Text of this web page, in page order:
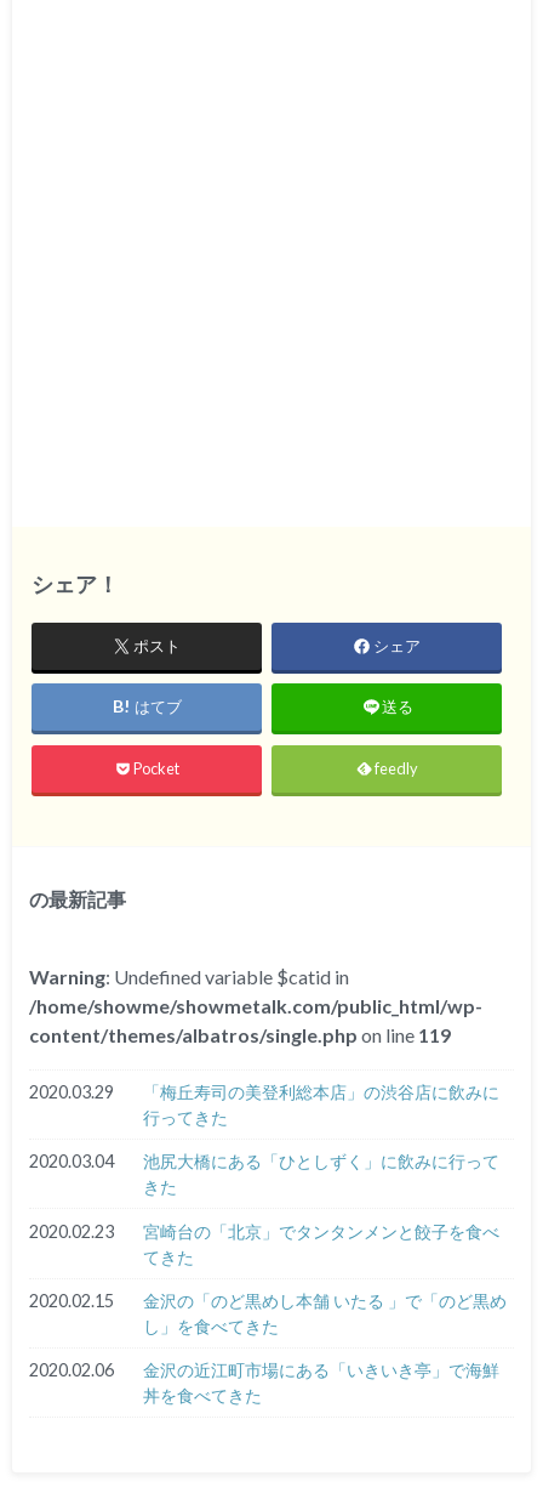
シェア！
ポスト シェア
はてブ 送る
Pocket feedly
の最新記事
Warning: Undefined variable $catid in
/home/showme/showmetalk.com/public_html/wp-
content/themes/albatros/single.php on line 119
2020.03.29
「梅丘寿司の美登利総本店」の渋谷店に飲みに
行ってきた
2020.03.04
池尻大橋にある「ひとしずく」に飲みに行って
きた
2020.02.23
宮崎台の「北京」でタンタンメンと餃子を食べ
てきた
2020.02.15
金沢の「のど黒めし本舗 いたる 」で「のど黒め
し」を食べてきた
2020.02.06
金沢の近江町市場にある「いきいき亭」で海鮮
丼を食べてきた